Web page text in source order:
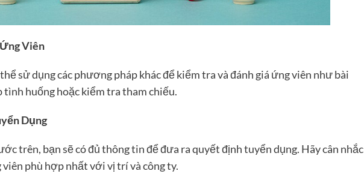
Viên
sử dụng các phương pháp khác để kiểm tra và đánh giá ứng viên như bài
huống hoặc kiểm tra tham chiếu.
Dụng
trên, bạn sẽ có đủ thông tin để đưa ra quyết định tuyển dụng. Hãy cân nhắc
phù hợp nhất với vị trí và công ty.